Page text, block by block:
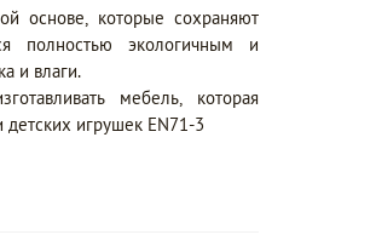
основе, которые сохраняют
полностью экологичным и
и влаги.
мебель, которая
детских игрушек EN71-3